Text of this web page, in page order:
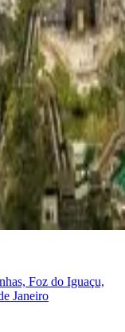
Foz do Iguaçu,
Janeiro